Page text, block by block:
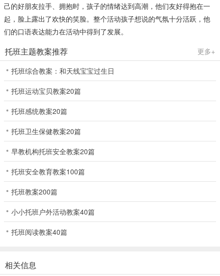
己的好朋友拉手、拥抱时，孩子的情绪达到高潮，他们友好得抱在一
起，脸上露出了欢快的笑脸。整个活动孩子想说的气氛十分活跃，他
们的口语表达能力在活动中得到了发展。
托班主题教案推荐
更多+
托班综合教案：和天线宝宝过生日
托班运动宝贝教案20篇
托班感统教案20篇
托班卫生保健教案20篇
早教机构托班安全教案20篇
托班安全教育教案100篇
托班教案200篇
小小托班户外活动教案40篇
托班阅读教案40篇
相关信息